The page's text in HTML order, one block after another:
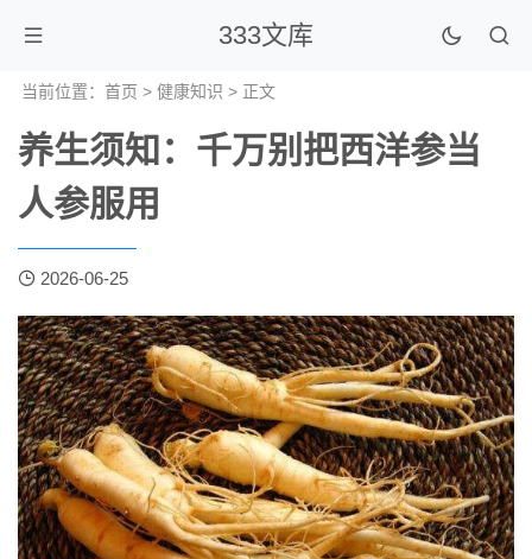
333文库
当前位置： 首页 > 健康知识 > 正文
养生须知：千万别把西洋参当
人参服用
2026-06-25